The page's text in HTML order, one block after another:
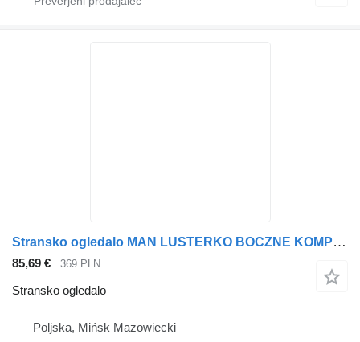
Stransko ogledalo MAN LUSTERKO BOCZNE KOMPLETNE MAN TGA TGL TGM PRAWE za vlačilec
85,69 € 369 PLN
Stransko ogledalo
Poljska, Mińsk Mazowiecki